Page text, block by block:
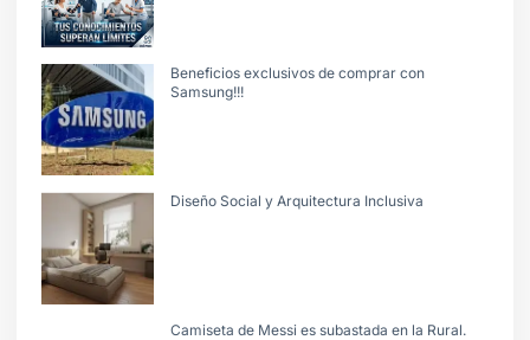
Beneficios exclusivos de comprar con
Samsung!!!
Diseño Social y Arquitectura Inclusiva
Camiseta de Messi es subastada en la Rural.